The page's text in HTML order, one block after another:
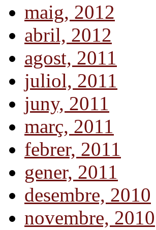
maig, 2012
abril, 2012
agost, 2011
juliol, 2011
juny, 2011
març, 2011
febrer, 2011
gener, 2011
desembre, 2010
novembre, 2010